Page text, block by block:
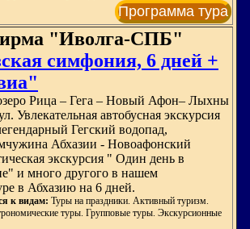
Программа тура
"Иволга-СПБ"
симфония, 6 дней +
Рица – Гега – Новый Афон– Лыхны
Увлекательная автобусная экскурсия
Гегский водопад,
Абхазии - Новоафонский
экскурсия " Один день в
и много другого в нашем
в Абхазию на 6 дней.
к видам: Туры на праздники. Активный туризм.
туры. Групповые туры. Экскурсионные